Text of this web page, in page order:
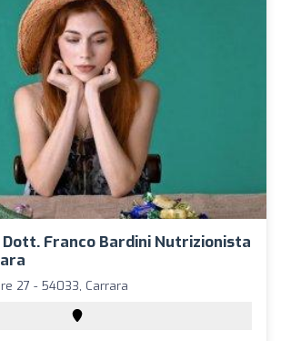
Franco Bardini Nutrizionista
27 - 54033, Carrara